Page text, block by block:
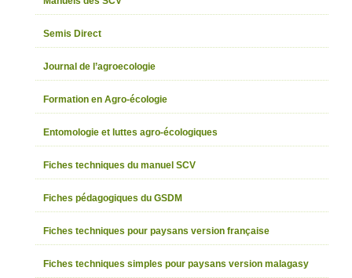
Semis Direct
Journal de l’agroecologie
Formation en Agro-écologie
Entomologie et luttes agro-écologiques
Fiches techniques du manuel SCV
Fiches pédagogiques du GSDM
Fiches techniques pour paysans version française
Fiches techniques simples pour paysans version malagasy